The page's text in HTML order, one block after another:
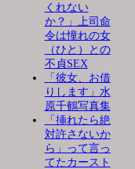
くれない
か？」上司命
令は憧れの女
（ひと）との
不貞SEX
「彼女、お借
りします」水
原千鶴写真集
「挿れたら絶
対許さないか
ら」って言っ
てたカースト